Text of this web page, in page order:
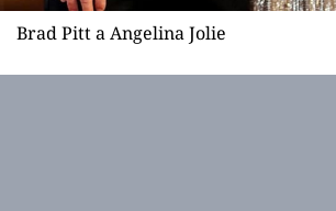
Brad Pitt a Angelina Jolie